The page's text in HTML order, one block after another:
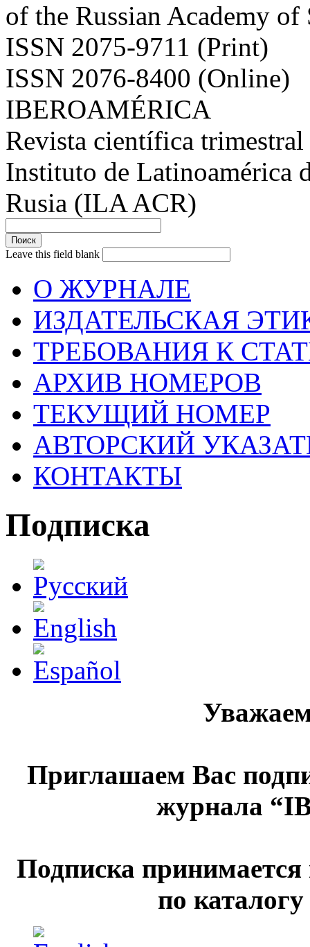
of the Russian Academy
ISSN 2075-9711 (Print)
ISSN 2076-8400 (Online)
IBEROAMÉRICA
Revista científica
Instituto de Latinoamérica
Rusia (ILA ACR)
Leave this field blank
О ЖУРНАЛЕ
ИЗДАТЕЛЬСКАЯ
ТРЕБОВАНИЯ К
АРХИВ НОМЕРОВ
ТЕКУЩИЙ НОМЕР
АВТОРСКИЙ
КОНТАКТЫ
Подписка
Приглашаем Вас
журнала
Подписка
по